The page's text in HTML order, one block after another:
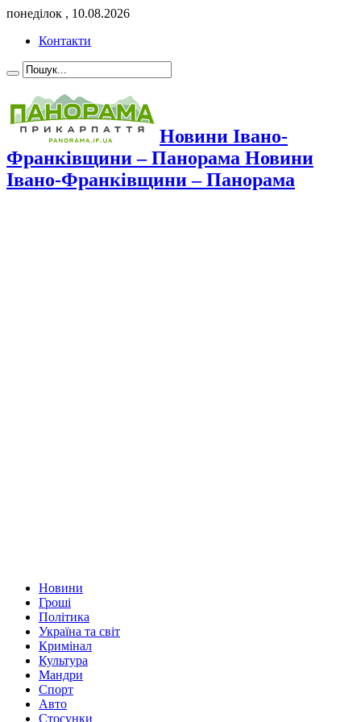
понеділок , 10.08.2026
Контакти
Новини Івано-
Франківщини – Панорама Новини
Івано-Франківщини – Панорама
Новини
Гроші
Політика
Україна та світ
Кримінал
Культура
Мандри
Спорт
Авто
Стосунки